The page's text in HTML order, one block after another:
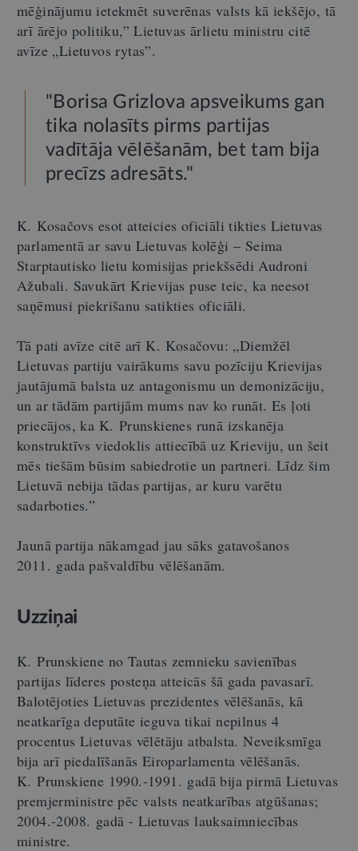
mēģinājumu ietekmēt suverēnas valsts kā iekšējo, tā
arī ārējo politiku,” Lietuvas ārlietu ministru citē
avīze „Lietuvos rytas”.
"Borisa Grizlova apsveikums gan
tika nolasīts pirms partijas
vadītāja vēlēšanām, bet tam bija
precīzs adresāts."
K. Kosačovs esot atteicies oficiāli tikties Lietuvas
parlamentā ar savu Lietuvas kolēģi – Seima
Starptautisko lietu komisijas priekšsēdi Audroni
Ažubali. Savukārt Krievijas puse teic, ka neesot
saņēmusi piekrišanu satikties oficiāli.
Tā pati avīze citē arī K. Kosačovu: „Diemžēl
Lietuvas partiju vairākums savu pozīciju Krievijas
jautājumā balsta uz antagonismu un demonizāciju,
un ar tādām partijām mums nav ko runāt. Es ļoti
priecājos, ka K. Prunskienes runā izskanēja
konstruktīvs viedoklis attiecībā uz Krieviju, un šeit
mēs tiešām būsim sabiedrotie un partneri. Līdz šim
Lietuvā nebija tādas partijas, ar kuru varētu
sadarboties.”
Jaunā partija nākamgad jau sāks gatavošanos
2011. gada pašvaldību vēlēšanām.
Uzziņai
K. Prunskiene no Tautas zemnieku savienības
partijas līderes posteņa atteicās šā gada pavasarī.
Balotējoties Lietuvas prezidentes vēlēšanās, kā
neatkarīga deputāte ieguva tikai nepilnus 4
procentus Lietuvas vēlētāju atbalsta. Neveiksmīga
bija arī piedalīšanās Eiroparlamenta vēlēšanās.
K. Prunskiene 1990.-1991. gadā bija pirmā Lietuvas
premjerministre pēc valsts neatkarības atgūšanas;
2004.-2008. gadā - Lietuvas lauksaimniecības
ministre.